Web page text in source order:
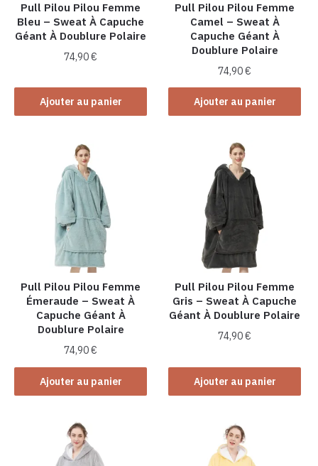
Pull Pilou Pilou Femme
Bleu – Sweat À Capuche
Géant À Doublure Polaire
74,90€
Ajouter au panier
Pull Pilou Pilou Femme
Camel – Sweat À
Capuche Géant À
Doublure Polaire
74,90€
Ajouter au panier
Pull Pilou Pilou Femme
Émeraude – Sweat À
Capuche Géant À
Doublure Polaire
74,90€
Ajouter au panier
Pull Pilou Pilou Femme
Gris – Sweat À Capuche
Géant À Doublure Polaire
74,90€
Ajouter au panier